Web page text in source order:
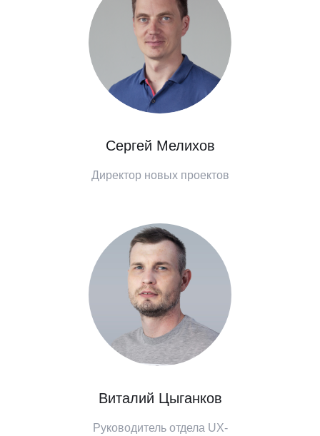
Сергей Мелихов
Директор новых проектов
Виталий Цыганков
Руководитель отдела UX-